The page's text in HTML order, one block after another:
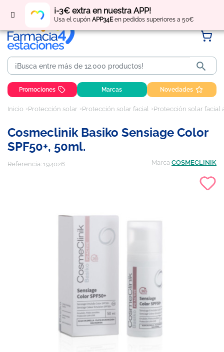
¡-3€ extra en nuestra APP!
Usa el cupón APP34Een pedidos superiores a 50€
Regístratey obtén puntos por tus compras

Promociones Marcas Novedades
Inicio Protección solar Protección solar facial Protección solar facial
Cosmeclinik Basiko Sensiage Color
SPF50+, 50ml.
Referencia: 194026 Marca COSMECLINIK